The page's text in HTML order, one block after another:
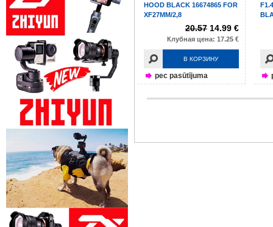
HOOD BLACK 16674865 FOR
XF27MM/2,8
20.57 14.99 €
Клубная цена: 17.25 €
В КОРЗИНУ
pec pasūtījuma